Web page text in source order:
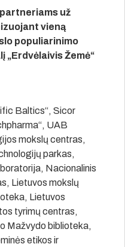
už
vieną
populiarinimo
„Erdvėlaivis Žemė“
Baltics“, Sicor
UAB
mokslų centras,
parkas,
Nacionalinis
Lietuvos mokslų
Lietuvos
tyrimų centras,
Mažvydo biblioteka,
etikos ir